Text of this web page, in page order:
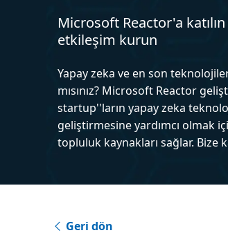
Microsoft Reactor'a
etkileşim kurun
Yapay zeka ve en son
mısınız? Microsoft Reactor
startup''ların yapay zeka
geliştirmesine yardımcı olmak
topluluk kaynakları sağlar. Bize
Geri dön